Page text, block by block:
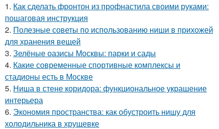
1. Как сделать фронтон из профнастила своими руками:
пошаговая инструкция
2. Полезные советы по использованию ниши в прихожей
для хранения вещей
3. Зелёные оазисы Москвы: парки и сады
4. Какие современные спортивные комплексы и
стадионы есть в Москве
5. Ниша в стене коридора: функциональное украшение
интерьера
6. Экономия пространства: как обустроить нишу для
холодильника в хрущевке